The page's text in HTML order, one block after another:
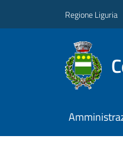
Regione Liguria